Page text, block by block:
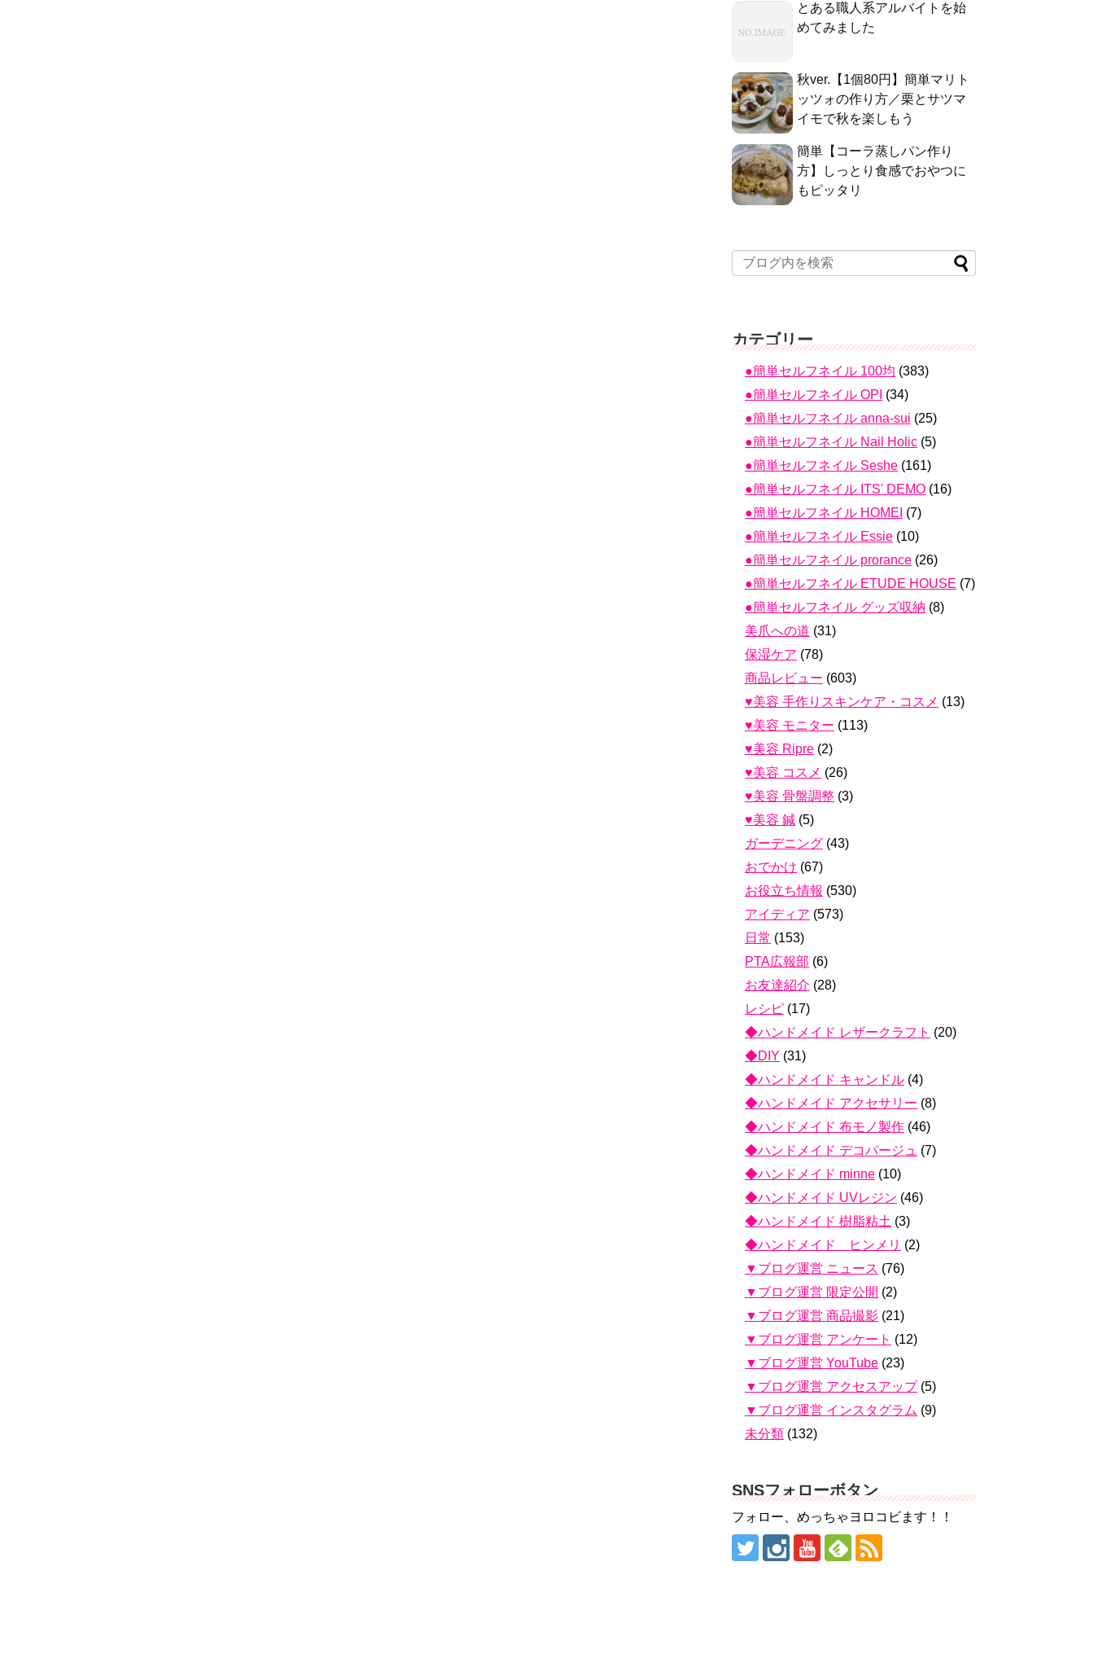
とある職人系アルバイトを始
めてみました
秋ver.【1個80円】簡単マリト
ッツォの作り方／栗とサツマ
イモで秋を楽しもう
簡単【コーラ蒸しパン作り
方】しっとり食感でおやつに
もピッタリ
カテゴリー
●簡単セルフネイル 100均 (383)
●簡単セルフネイル OPI (34)
●簡単セルフネイル anna-sui (25)
●簡単セルフネイル Nail Holic (5)
●簡単セルフネイル Seshe (161)
●簡単セルフネイル ITS' DEMO (16)
●簡単セルフネイル HOMEI (7)
●簡単セルフネイル Essie (10)
●簡単セルフネイル prorance (26)
●簡単セルフネイル ETUDE HOUSE (7)
●簡単セルフネイル グッズ収納 (8)
美爪への道 (31)
保湿ケア (78)
商品レビュー (603)
♥美容 手作りスキンケア・コスメ (13)
♥美容 モニター (113)
♥美容 Ripre (2)
♥美容 コスメ (26)
♥美容 骨盤調整 (3)
♥美容 鍼 (5)
ガーデニング (43)
おでかけ (67)
お役立ち情報 (530)
アイディア (573)
日常 (153)
PTA広報部 (6)
お友達紹介 (28)
レシピ (17)
◆ハンドメイド レザークラフト (20)
◆DIY (31)
◆ハンドメイド キャンドル (4)
◆ハンドメイド アクセサリー (8)
◆ハンドメイド 布モノ製作 (46)
◆ハンドメイド デコパージュ (7)
◆ハンドメイド minne (10)
◆ハンドメイド UVレジン (46)
◆ハンドメイド 樹脂粘土 (3)
◆ハンドメイド ヒンメリ (2)
▼ブログ運営 ニュース (76)
▼ブログ運営 限定公開 (2)
▼ブログ運営 商品撮影 (21)
▼ブログ運営 アンケート (12)
▼ブログ運営 YouTube (23)
▼ブログ運営 アクセスアップ(5)
▼ブログ運営 インスタグラム (9)
未分類 (132)
SNSフォローボタン
フォロー、めっちゃヨロコビます！！